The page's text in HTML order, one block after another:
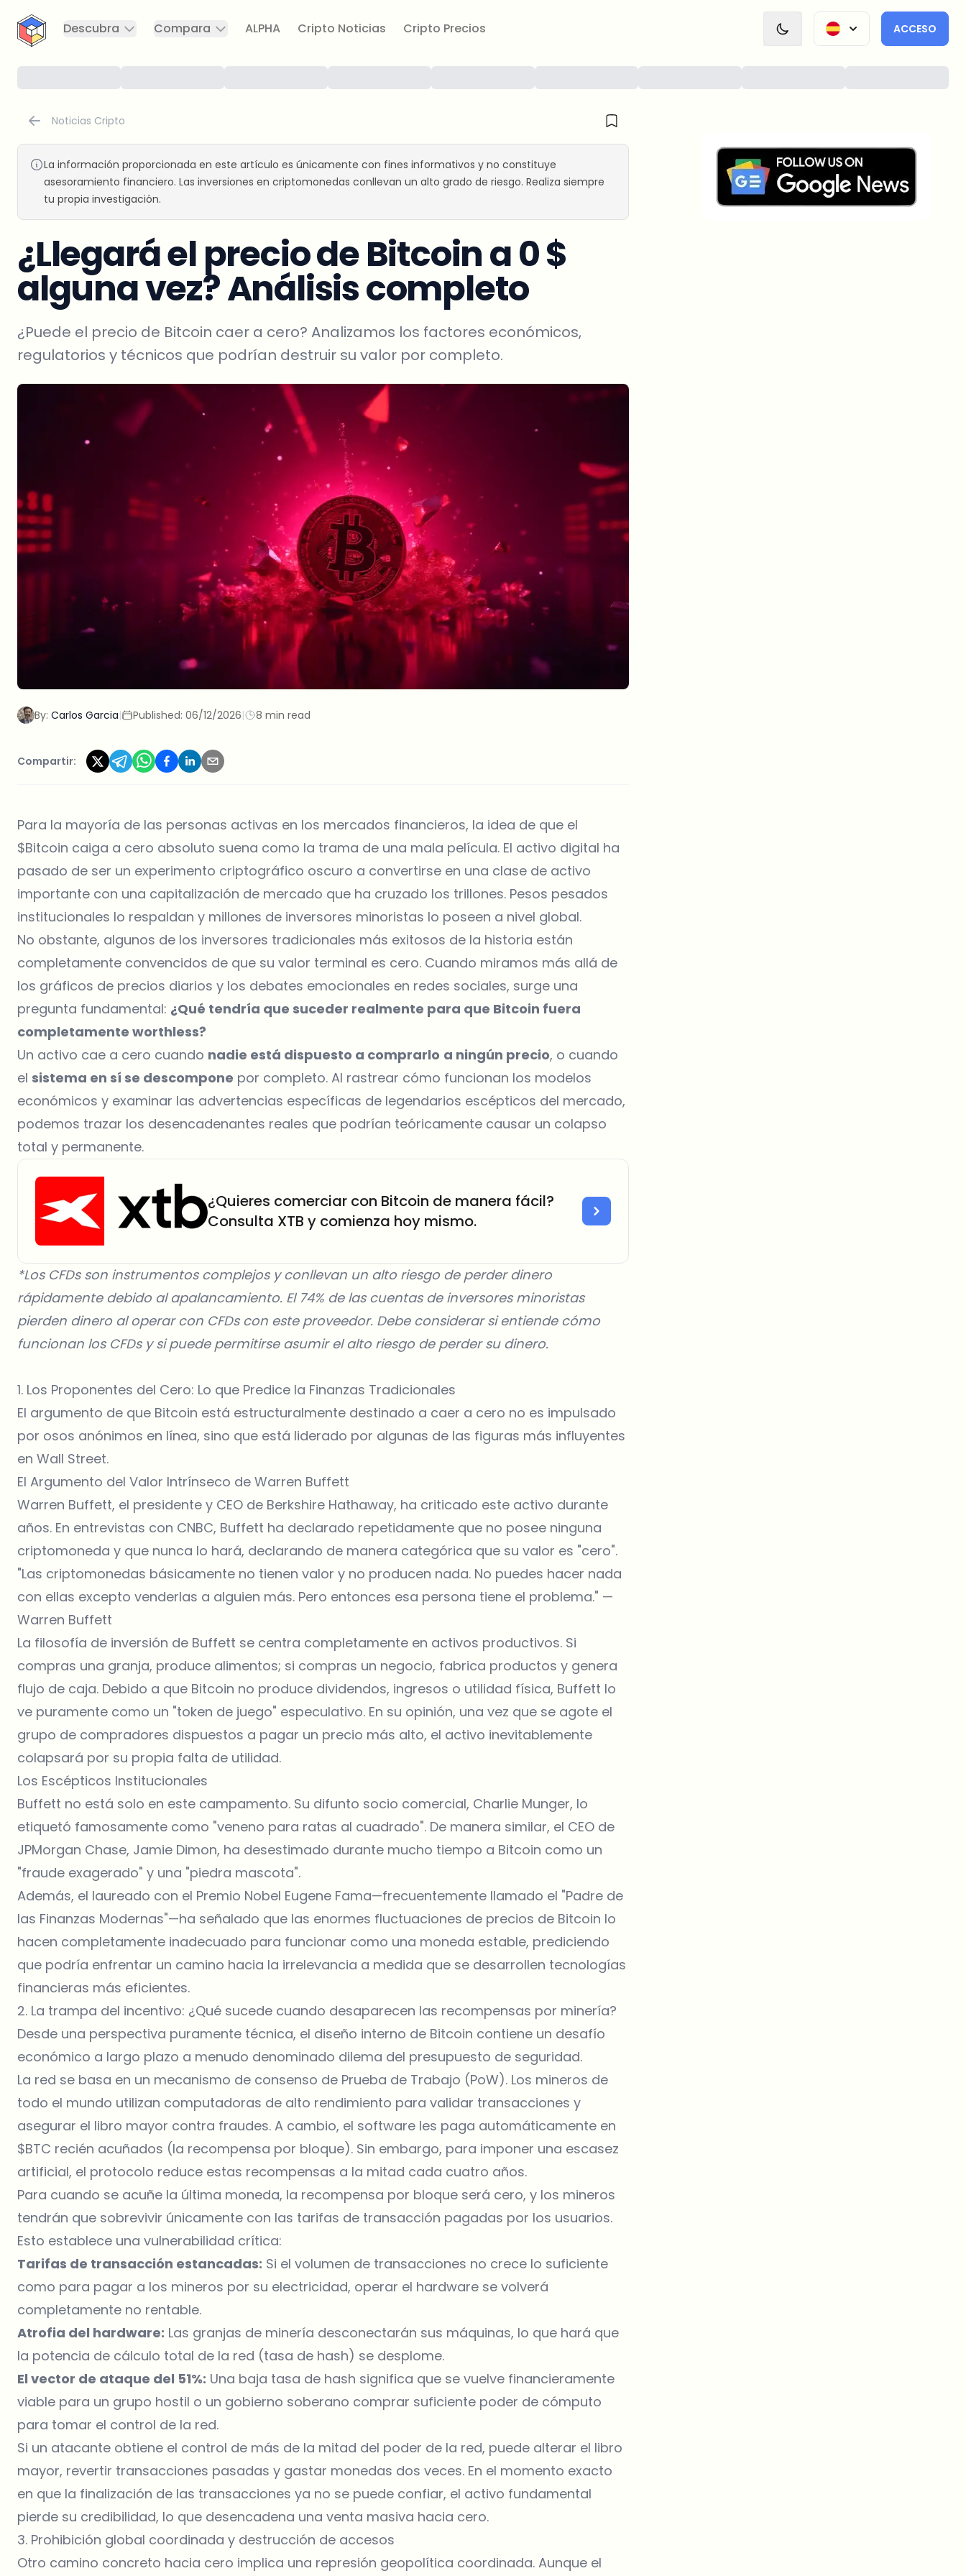
CryptoTicker
Descubra
Compara ALPHA Cripto Noticias Cripto Precios ACCESO
Noticias Cripto
La información proporcionada en este artículo es únicamente con fines informativos y no constituye
asesoramiento financiero. Las inversiones en criptomonedas conllevan un alto grado de riesgo. Realiza siempre
tu propia investigación.
¿Llegará el precio de Bitcoin a 0 $
alguna vez? Análisis completo
¿Puede el precio de Bitcoin caer a cero? Analizamos los factores económicos,
regulatorios y técnicos que podrían destruir su valor por completo.
By: Carlos Garcia| Published: 06/12/2026| 8 min read
Compartir:
Para la mayoría de las personas activas en los mercados financieros, la idea de que el
$Bitcoin caiga a cero absoluto suena como la trama de una mala película. El activo digital ha
pasado de ser un experimento criptográfico oscuro a convertirse en una clase de activo
importante con una capitalización de mercado que ha cruzado los trillones. Pesos pesados
institucionales lo respaldan y millones de inversores minoristas lo poseen a nivel global.
No obstante, algunos de los inversores tradicionales más exitosos de la historia están
completamente convencidos de que su valor terminal es cero. Cuando miramos más allá de
los gráficos de precios diarios y los debates emocionales en redes sociales, surge una
pregunta fundamental: ¿Qué tendría que suceder realmente para que Bitcoin fuera
completamente worthless?
Un activo cae a cero cuando nadie está dispuesto a comprarlo a ningún precio, o cuando
el sistema en sí se descompone por completo. Al rastrear cómo funcionan los modelos
económicos y examinar las advertencias específicas de legendarios escépticos del mercado,
podemos trazar los desencadenantes reales que podrían teóricamente causar un colapso
total y permanente.
¿Quieres comerciar con Bitcoin de manera fácil?
Consulta XTB y comienza hoy mismo.
*Los CFDs son instrumentos complejos y conllevan un alto riesgo de perder dinero
rápidamente debido al apalancamiento. El 74% de las cuentas de inversores minoristas
pierden dinero al operar con CFDs con este proveedor. Debe considerar si entiende cómo
funcionan los CFDs y si puede permitirse asumir el alto riesgo de perder su dinero.
1. Los Proponentes del Cero: Lo que Predice la Finanzas Tradicionales
El argumento de que Bitcoin está estructuralmente destinado a caer a cero no es impulsado
por osos anónimos en línea, sino que está liderado por algunas de las figuras más influyentes
en Wall Street.
El Argumento del Valor Intrínseco de Warren Buffett
Warren Buffett, el presidente y CEO de Berkshire Hathaway, ha criticado este activo durante
años. En entrevistas con CNBC, Buffett ha declarado repetidamente que no posee ninguna
criptomoneda y que nunca lo hará, declarando de manera categórica que su valor es "cero".
"Las criptomonedas básicamente no tienen valor y no producen nada. No puedes hacer nada
con ellas excepto venderlas a alguien más. Pero entonces esa persona tiene el problema." —
Warren Buffett
La filosofía de inversión de Buffett se centra completamente en activos productivos. Si
compras una granja, produce alimentos; si compras un negocio, fabrica productos y genera
flujo de caja. Debido a que Bitcoin no produce dividendos, ingresos o utilidad física, Buffett lo
ve puramente como un "token de juego" especulativo. En su opinión, una vez que se agote el
grupo de compradores dispuestos a pagar un precio más alto, el activo inevitablemente
colapsará por su propia falta de utilidad.
Los Escépticos Institucionales
Buffett no está solo en este campamento. Su difunto socio comercial, Charlie Munger, lo
etiquetó famosamente como "veneno para ratas al cuadrado". De manera similar, el CEO de
JPMorgan Chase, Jamie Dimon, ha desestimado durante mucho tiempo a Bitcoin como un
"fraude exagerado" y una "piedra mascota".
Además, el laureado con el Premio Nobel Eugene Fama—frecuentemente llamado el "Padre de
las Finanzas Modernas"—ha señalado que las enormes fluctuaciones de precios de Bitcoin lo
hacen completamente inadecuado para funcionar como una moneda estable, prediciendo
que podría enfrentar un camino hacia la irrelevancia a medida que se desarrollen tecnologías
financieras más eficientes.
2. La trampa del incentivo: ¿Qué sucede cuando desaparecen las recompensas por minería?
Desde una perspectiva puramente técnica, el diseño interno de Bitcoin contiene un desafío
económico a largo plazo a menudo denominado dilema del presupuesto de seguridad.
La red se basa en un mecanismo de consenso de Prueba de Trabajo (PoW). Los mineros de
todo el mundo utilizan computadoras de alto rendimiento para validar transacciones y
asegurar el libro mayor contra fraudes. A cambio, el software les paga automáticamente en
$BTC recién acuñados (la recompensa por bloque). Sin embargo, para imponer una escasez
artificial, el protocolo reduce estas recompensas a la mitad cada cuatro años.
Para cuando se acuñe la última moneda, la recompensa por bloque será cero, y los mineros
tendrán que sobrevivir únicamente con las tarifas de transacción pagadas por los usuarios.
Esto establece una vulnerabilidad crítica:
Tarifas de transacción estancadas: Si el volumen de transacciones no crece lo suficiente
como para pagar a los mineros por su electricidad, operar el hardware se volverá
completamente no rentable.
Atrofia del hardware: Las granjas de minería desconectarán sus máquinas, lo que hará que
la potencia de cálculo total de la red (tasa de hash) se desplome.
El vector de ataque del 51%: Una baja tasa de hash significa que se vuelve financieramente
viable para un grupo hostil o un gobierno soberano comprar suficiente poder de cómputo
para tomar el control de la red.
Si un atacante obtiene el control de más de la mitad del poder de la red, puede alterar el libro
mayor, revertir transacciones pasadas y gastar monedas dos veces. En el momento exacto
en que la finalización de las transacciones ya no se puede confiar, el activo fundamental
pierde su credibilidad, lo que desencadena una venta masiva hacia cero.
3. Prohibición global coordinada y destrucción de accesos
Otro camino concreto hacia cero implica una represión geopolítica coordinada. Aunque el